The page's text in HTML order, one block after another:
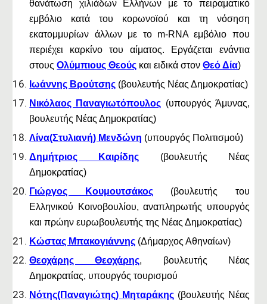
θανάτωση χιλιάδων Ελλήνων με το πειραματικό
εμβόλιο κατά του κορωνοϊού και τη νόσηση
εκατομμυρίων άλλων με το m-RNA εμβόλιο που
περιέχει καρκίνο του αίματος. Εργάζεται ενάντια
στουςΟλύμπιους Θεούς και ειδικά στονΘεό Δία)
Ιωάννης Βρούτσης (βουλευτής Νέας Δημοκρατίας)
Νικόλαος Παναγιωτόπουλος (υπουργός Άμυνας,
βουλευτής Νέας Δημοκρατίας)
Λίνα(Στυλιανή) Μενδώνη (υπουργός Πολιτισμού)
Δημήτριος Καιρίδης (βουλευτής Νέας
Δημοκρατίας)
Γιώργος Κουμουτσάκος(βουλευτής του
Ελληνικού Κοινοβουλίου, αναπληρωτής υπουργός
και πρώην ευρωβουλευτής της Νέας Δημοκρατίας)
Κώστας Μπακογιάννης (Δήμαρχος Αθηναίων)
Θεοχάρης Θεοχάρης, βουλευτής Νέας
Δημοκρατίας, υπουργός τουρισμού
Νότης(Παναγιώτης) Μηταράκης (βουλευτής Νέας